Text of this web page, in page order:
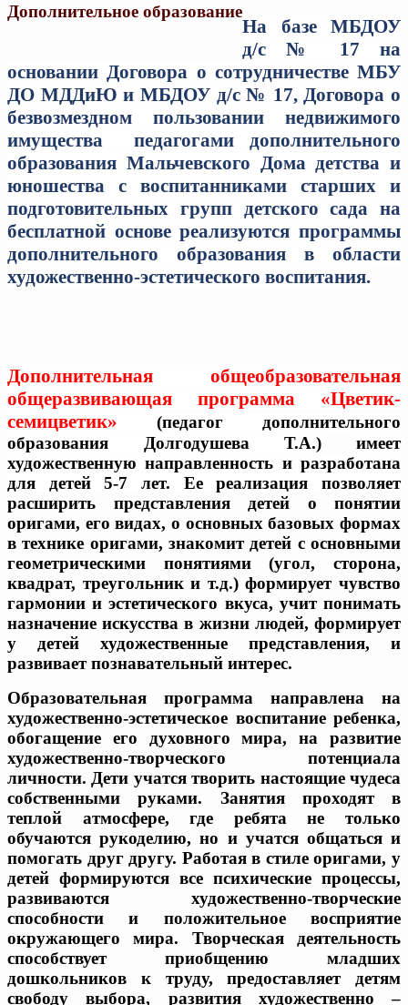
Дополнительное образование
На базе МБДОУ
д/с № 17 на
основании Договора о сотрудничестве МБУ
ДО МДДиЮ и МБДОУ д/с № 17, Договора о
безвозмездном пользовании недвижимого
имущества педагогами дополнительного
образования Мальчевского Дома детства и
юношества с воспитанниками старших и
подготовительных групп детского сада на
бесплатной основе реализуются программы
дополнительного образования в области
художественно-эстетического воспитания.
Дополнительная общеобразовательная
общеразвивающая программа «Цветик-
семицветик» (педагог дополнительного
образования Долгодушева Т.А.)
имеет
художественную направленность и разработана
для детей 5-7 лет. Ее реализация позволяет
расширить представления детей о понятии
оригами, его видах, о основных базовых формах
в технике оригами, знакомит детей с основными
геометрическими понятиями (угол, сторона,
квадрат, треугольник и т.д.) формирует чувство
гармонии и эстетического вкуса, учит понимать
назначение искусства в жизни людей, формирует
у детей художественные представления, и
развивает познавательный интерес.
Образовательная программа направлена на
художественно-эстетическое воспитание ребенка,
обогащение его духовного мира, на развитие
художественно-творческого потенциала
личности. Дети учатся творить настоящие чудеса
собственными руками. Занятия проходят в
теплой атмосфере, где ребята не только
обучаются рукоделию, но и учатся общаться и
помогать друг другу. Работая в стиле оригами, у
детей формируются все психические процессы,
развиваются художественно-творческие
способности и положительное восприятие
окружающего мира. Творческая деятельность
способствует приобщению младших
дошкольников к труду, предоставляет детям
свободу выбора, развития художественно –